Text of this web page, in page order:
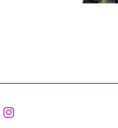
Aceder ao Facebook
Aceder ao